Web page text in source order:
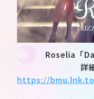
Roselia「
詳
https://